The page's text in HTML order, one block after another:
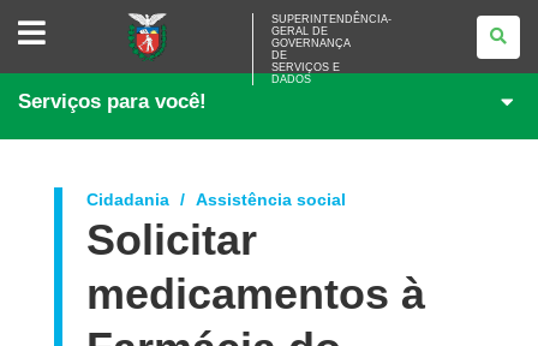
SUPERINTENDÊNCIA-
<BR>GOVERNANÇA
SERVIÇOS
DADOS
SUPERINTENDÊNCIA-
GERAL DE
GOVERNANÇA
DE
SERVIÇOS E
DADOS
Serviços para você!
Cidadania Assistência social
Solicitar
medicamentos à